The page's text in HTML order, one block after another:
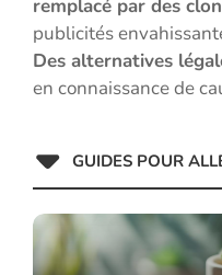
remplacé par des
publicités
Des alternatives
en connaissance de
GUIDES POUR